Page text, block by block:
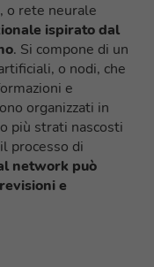
o rete neurale
ispirato dal
. Si compone di un
o nodi, che
e
organizzati in
più strati nascosti
processo di
network può
e